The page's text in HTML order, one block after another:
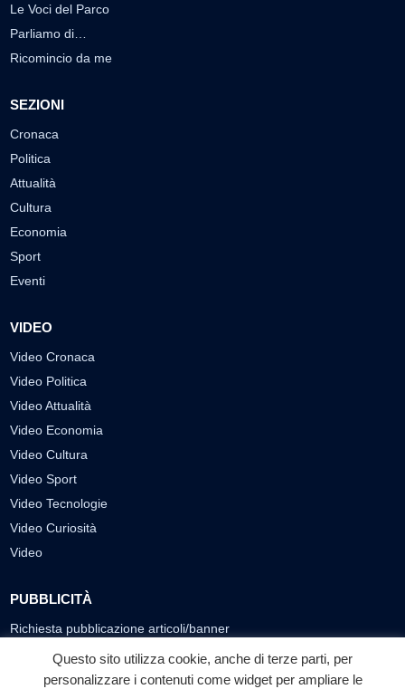
Le Voci del Parco
Parliamo di…
Ricomincio da me
SEZIONI
Cronaca
Politica
Attualità
Cultura
Economia
Sport
Eventi
VIDEO
Video Cronaca
Video Politica
Video Attualità
Video Economia
Video Cultura
Video Sport
Video Tecnologie
Video Curiosità
Video
PUBBLICITÀ
Richiesta pubblicazione articoli/banner
SEGUICI SUI SOCIAL
Questo sito utilizza cookie, anche di terze parti, per
personalizzare i contenuti come widget per ampliare le